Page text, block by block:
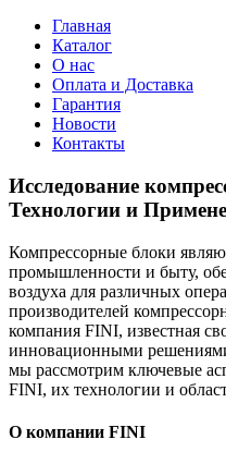
Главная
Каталог
О нас
Оплата и Доставка
Гарантия
Новости
Контакты
Исследование
Технологии и
Компрессорные блоки
промышленности и быту,
воздуха для различных
производителей
компания FINI, известная
инновационными
мы рассмотрим ключевые
FINI, их технологии и
О компании FINI